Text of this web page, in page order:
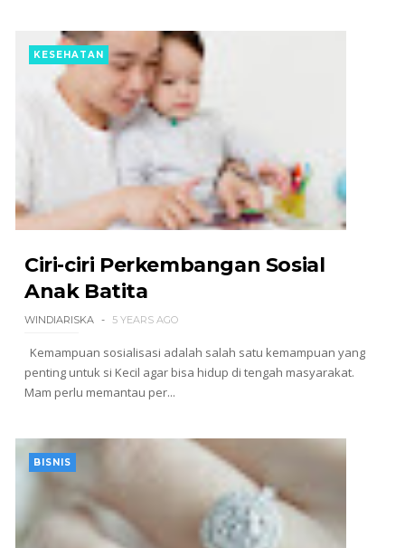
KESEHATAN
Ciri-ciri Perkembangan Sosial
Anak Batita
WINDIARISKA 5 YEARS AGO
Kemampuan sosialisasi adalah salah satu kemampuan yang
penting untuk si Kecil agar bisa hidup di tengah masyarakat.
Mam perlu memantau per...
BISNIS